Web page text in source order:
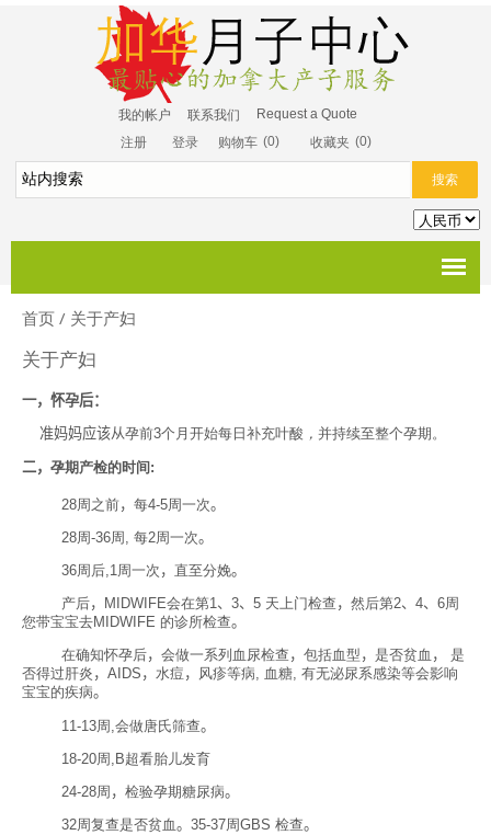
我的帐户 联系我们
Request a Quote
注册
登录 购物车 (0) 收藏夹 (0)
首页 / 关于产妇
关于产妇
一，怀孕后：
准妈妈应该从孕前3个月开始每日补充叶酸 ， 并持续至整个孕期。
二， 孕期产检的时间:
28周之前， 每4-5周一次。
28周-36周, 每2周一次。
36周后,1周一次 ， 直至分娩。
产后， MIDWIFE会在第1、 3、 5 天上门检查 ， 然后第2、 4、 6周
您带宝宝去MIDWIFE 的诊所检查。
在确知怀孕后， 会做一系列血尿检查 ， 包括血型 ， 是否贫血 ，
是
否得过肝炎 ， AIDS ， 水痘 ， 风疹等病, 血糖, 有无泌尿系感染等会影响
宝宝的疾病。
11-13周,会做唐氏筛查。
18-20周,B超看胎儿发育
24-28周 ， 检验孕期糖尿病。
32周复查是否贫血。 35-37周GBS 检查。